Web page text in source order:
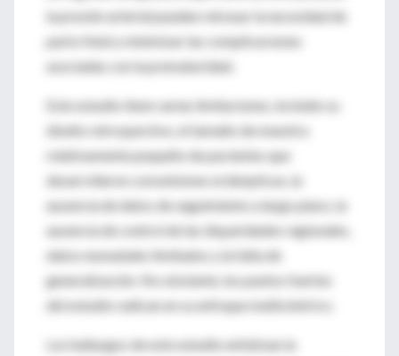
la presión arterial pueden retrasar la necesidad de
parto fetal y minimizar las complicaciones
asociadas con la prematuridad.
Este estudio tiene varias limitaciones, incluido su
diseño retrospectivo, el tamaño de muestra
relativamente pequeño de pacientes que
desarrollaron convulsiones eclámpticas, la
ausencia de datos de seguimiento a largo plazo, la
ausencia de control de las disparidades regionales,
datos neonatales limitados y la falta de
generalización. No obstante, los puntos fuertes
del estudio radican en su enfoque multicéntrico.
Los hallazgos de este estudio enfatizan la